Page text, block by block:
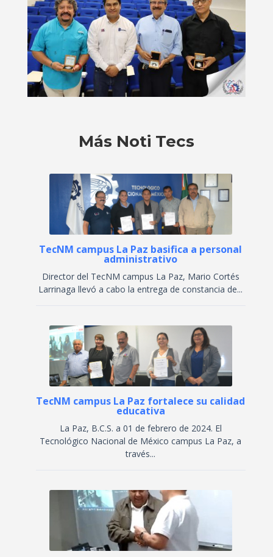
Más Noti Tecs
TecNM campus La Paz basifica a personal
administrativo
Director del TecNM campus La Paz, Mario Cortés
Larrinaga llevó a cabo la entrega de constancia de...
TecNM campus La Paz fortalece su calidad
educativa
La Paz, B.C.S. a 01 de febrero de 2024. El
Tecnológico Nacional de México campus La Paz, a
través...